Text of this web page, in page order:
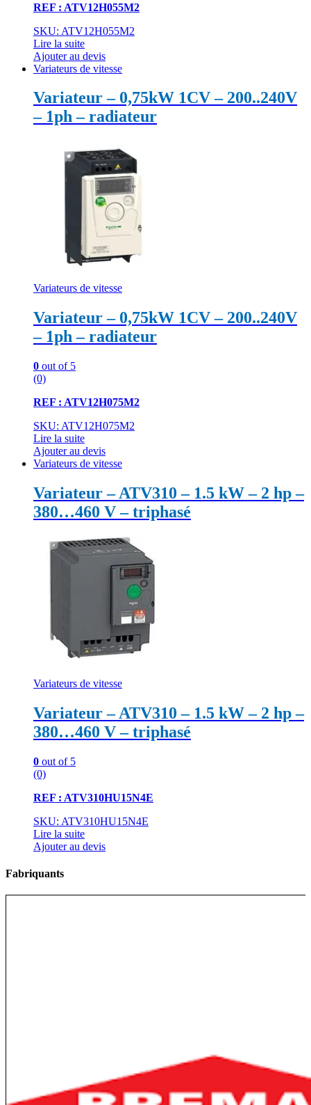
REF : ATV12H055M2
SKU: ATV12H055M2
Lire la suite
Ajouter au devis
Variateurs de vitesse
Variateur – 0,75kW 1CV – 200..240V
– 1ph – radiateur
Variateurs de vitesse
Variateur – 0,75kW 1CV – 200..240V
– 1ph – radiateur
0 out of 5
(0)
REF : ATV12H075M2
SKU: ATV12H075M2
Lire la suite
Ajouter au devis
Variateurs de vitesse
Variateur – ATV310 – 1.5 kW – 2 hp –
380…460 V – triphasé
Variateurs de vitesse
Variateur – ATV310 – 1.5 kW – 2 hp –
380…460 V – triphasé
0 out of 5
(0)
REF : ATV310HU15N4E
SKU: ATV310HU15N4E
Lire la suite
Ajouter au devis
Fabriquants